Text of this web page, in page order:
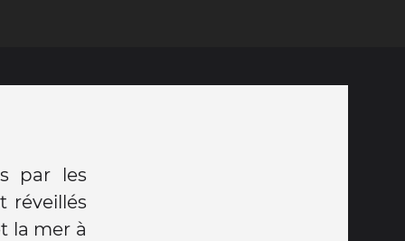
par les
réveillés
la mer à